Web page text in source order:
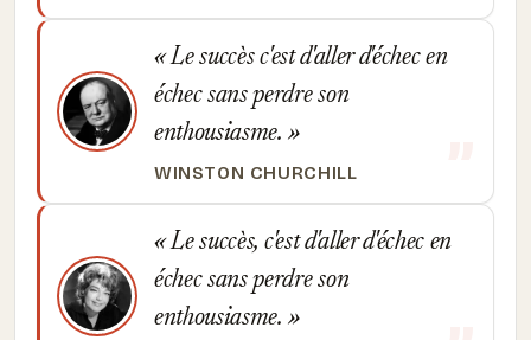
Le succès c'est d'aller d'échec en
échec sans perdre son
enthousiasme.
WINSTON CHURCHILL
Le succès, c'est d'aller d'échec en
échec sans perdre son
enthousiasme.